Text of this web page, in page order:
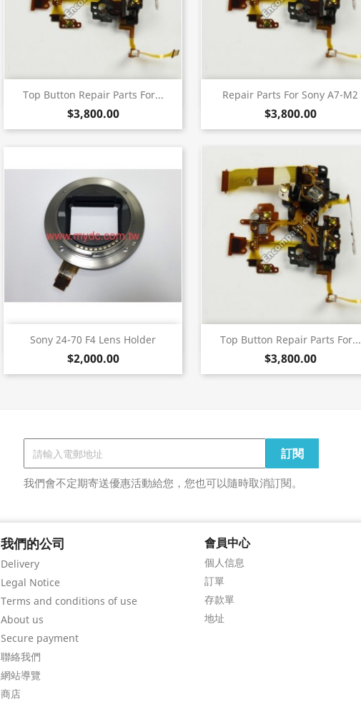
Top Button Repair Parts For...
$3,800.00
 快速查看 Repair Parts For Sony A7-M2
$3,800.00
快速查看
Sony 24-70 F4 Lens Holder
$2,000.00
快速查看 Top Button Repair Parts For...
$3,800.00
 快速查看
我們會不定期寄送優惠活動給您，您也可以隨時取消訂閱。
我們的公司
Delivery
Legal Notice
Terms and conditions of use
About us
Secure payment
聯絡我們
網站導覽
商店
會員中心
個人信息
訂單
存款單
地址